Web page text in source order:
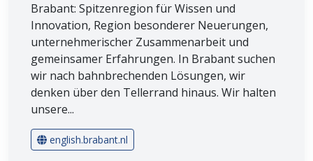
Brabant: Spitzenregion für Wissen und
Innovation, Region besonderer Neuerungen,
unternehmerischer Zusammenarbeit und
gemeinsamer Erfahrungen. In Brabant suchen
wir nach bahnbrechenden Lösungen, wir
denken über den Tellerrand hinaus. Wir halten
unsere...
english.brabant.nl